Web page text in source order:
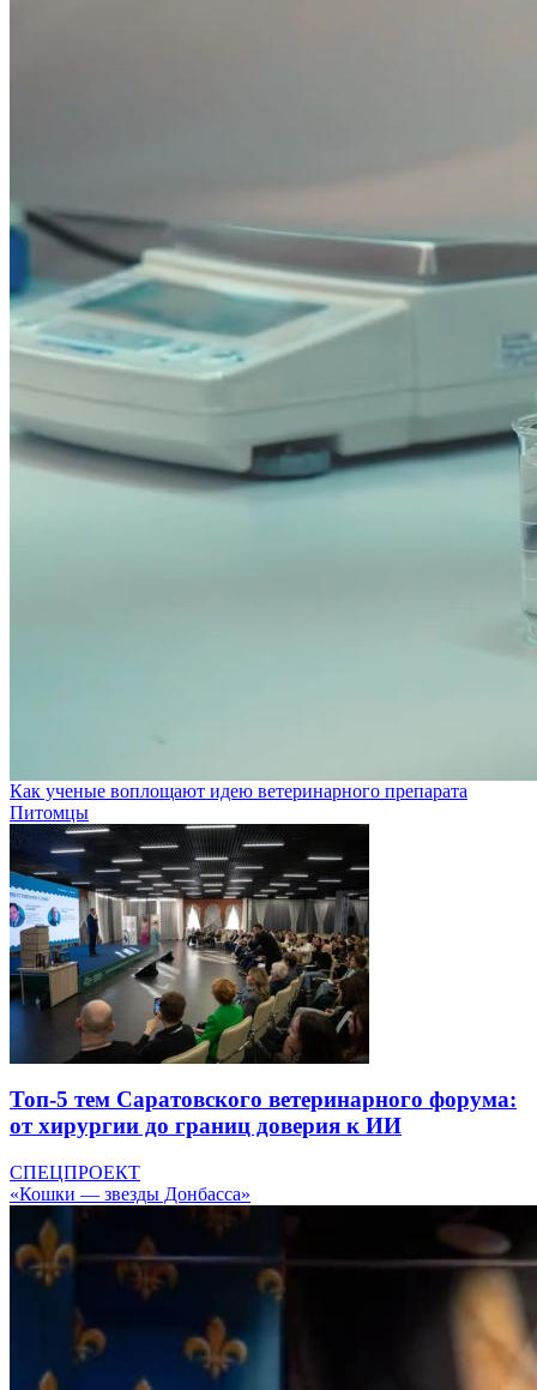
Как ученые воплощают идею ветеринарного препарата
Питомцы
Топ-5 тем Саратовского ветеринарного форума:
от хирургии до границ доверия к ИИ
СПЕЦПРОЕКТ
«Кошки — звезды Донбасса»